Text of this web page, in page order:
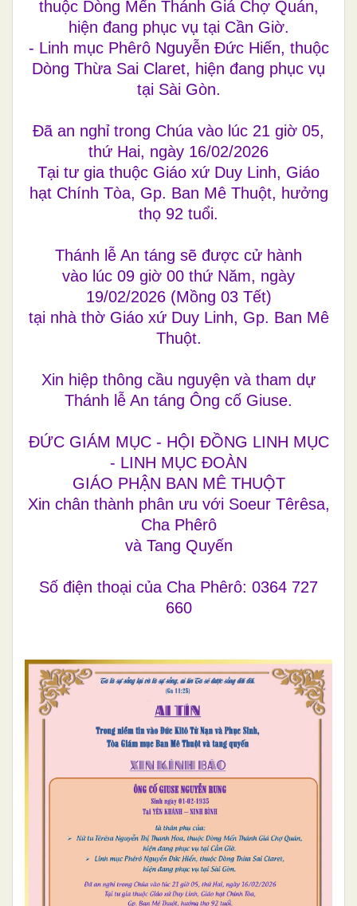
thuộc Dòng Mến Thánh Giá Chợ Quán,
hiện đang phục vụ tại Cần Giờ.
- Linh mục Phêrô Nguyễn Đức Hiến, thuộc
Dòng Thừa Sai Claret, hiện đang phục vụ
tại Sài Gòn.
Đã an nghỉ trong Chúa vào lúc 21 giờ 05,
thứ Hai, ngày 16/02/2026
Tại tư gia thuộc Giáo xứ Duy Linh, Giáo
hạt Chính Tòa, Gp. Ban Mê Thuột, hưởng
thọ 92 tuổi.
Thánh lễ An táng sẽ được cử hành
vào lúc 09 giờ 00 thứ Năm, ngày
19/02/2026 (Mồng 03 Tết)
tại nhà thờ Giáo xứ Duy Linh, Gp. Ban Mê
Thuột.
Xin hiệp thông cầu nguyện và tham dự
Thánh lễ An táng Ông cố Giuse.
ĐỨC GIÁM MỤC - HỘI ĐỒNG LINH MỤC
- LINH MỤC ĐOÀN
GIÁO PHẬN BAN MÊ THUỘT
Xin chân thành phân ưu với Soeur Têrêsa,
Cha Phêrô
và Tang Quyến
Số điện thoại của Cha Phêrô: 0364 727
660